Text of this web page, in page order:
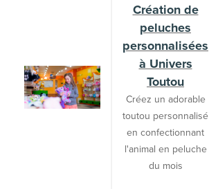
Création de
peluches
personnalisées
à Univers
Toutou
Créez un adorable
toutou personnalisé
en confectionnant
l'animal en peluche
du mois